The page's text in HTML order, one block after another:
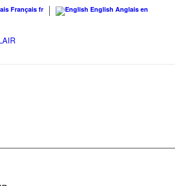
Français fr English Anglais en